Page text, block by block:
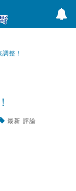
整！
最新 評論